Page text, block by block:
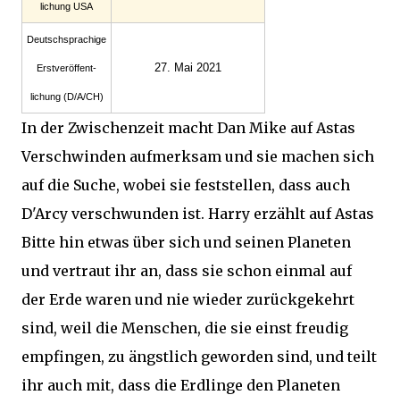
lichung USA
Deutsch­sprachige
Erst­veröffent­
lichung (D/A/CH)
27. Mai 2021
In der Zwischenzeit macht Dan Mike auf Astas
Verschwinden aufmerksam und sie machen sich
auf die Suche, wobei sie feststellen, dass auch
D'Arcy verschwunden ist. Harry erzählt auf Astas
Bitte hin etwas über sich und seinen Planeten
und vertraut ihr an, dass sie schon einmal auf
der Erde waren und nie wieder zurückgekehrt
sind, weil die Menschen, die sie einst freudig
empfingen, zu ängstlich geworden sind, und teilt
ihr auch mit, dass die Erdlinge den Planeten